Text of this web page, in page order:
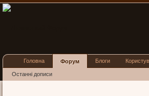
Головна Форум
Останні дописи
Блоги